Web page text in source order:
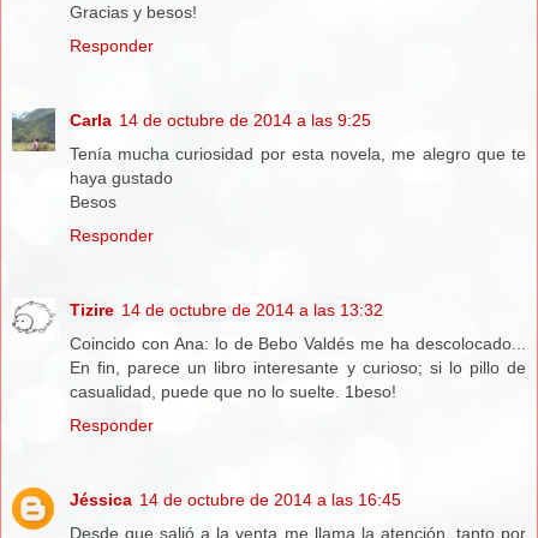
Gracias y besos!
Responder
Carla 14 de octubre de 2014 a las 9:25
Tenía mucha curiosidad por esta novela, me alegro que te
haya gustado
Besos
Responder
Tizire 14 de octubre de 2014 a las 13:32
Coincido con Ana: lo de Bebo Valdés me ha descolocado...
En fin, parece un libro interesante y curioso; si lo pillo de
casualidad, puede que no lo suelte. 1beso!
Responder
Jéssica 14 de octubre de 2014 a las 16:45
Desde que salió a la venta me llama la atención, tanto por